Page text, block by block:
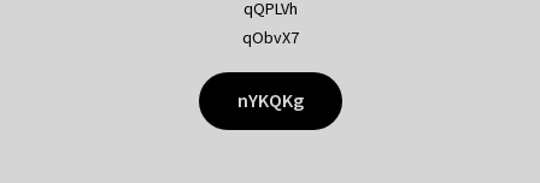
qQPLVh
qObvX7
nYKQKg